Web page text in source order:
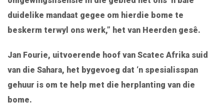
duidelike mandaat gegee om hierdie bome te
beskerm terwyl ons werk,” het van Heerden gesê.
Jan Fourie, uitvoerende hoof van Scatec Afrika suid
van die Sahara, het bygevoeg dat ‘n spesialisspan
gehuur is om te help met die herplanting van die
bome.